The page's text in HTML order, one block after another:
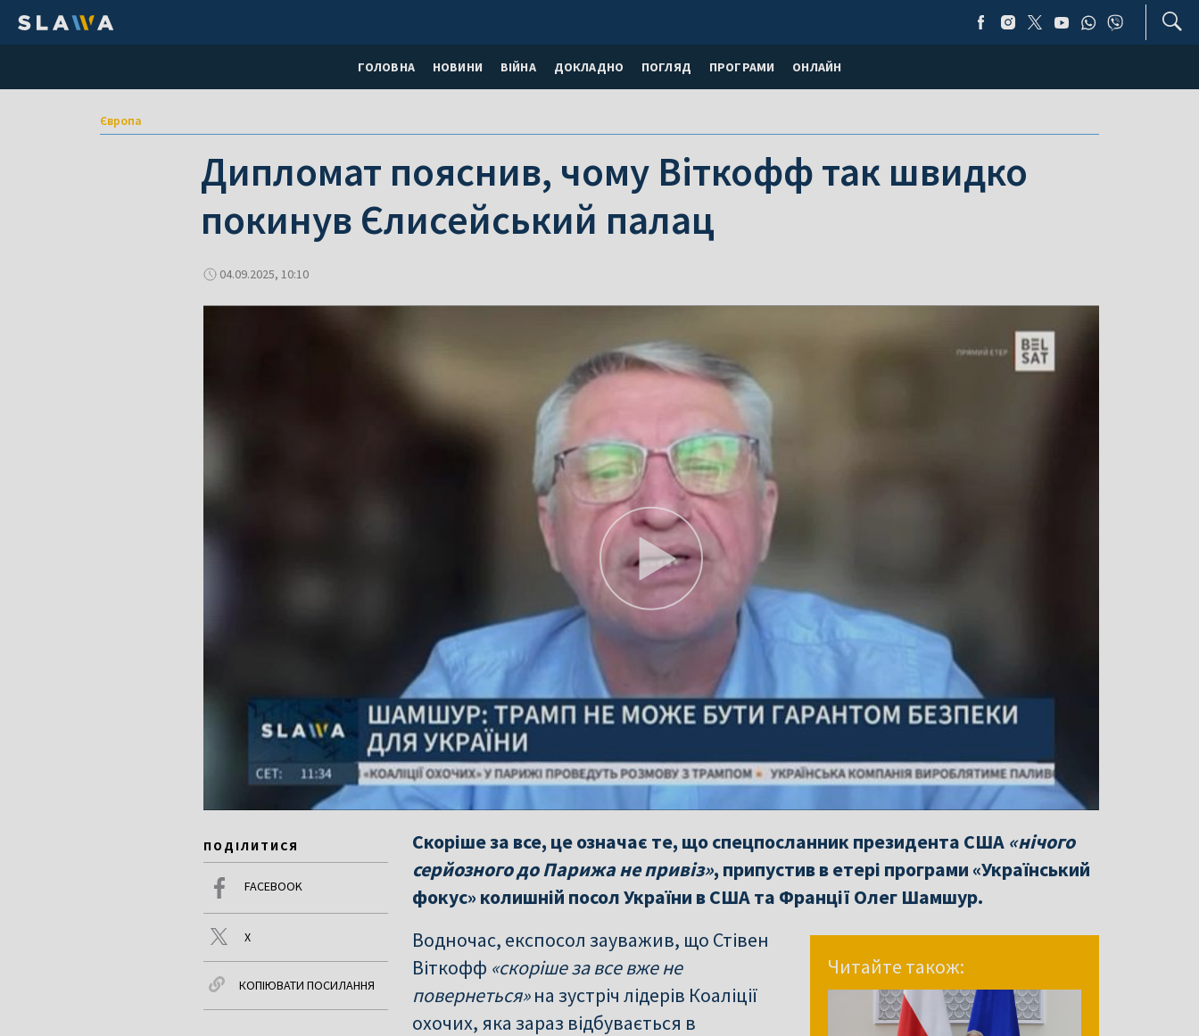
ГОЛОВНА НОВИНИ ВІЙНА ДОКЛАДНО ПОГЛЯД ПРОГРАМИ ОНЛАЙН
Європа
Дипломат пояснив, чому Віткофф так швидко
покинув Єлисейський палац
04.09.2025, 10:10
ПОДІЛИТИСЯ
FACEBOOK
X
КОПІЮВАТИ ПОСИЛАННЯ
Скоріше за все, це означає те, що спецпосланник президента США «нічого
серйозного до Парижа не привіз», припустив в етері програми «Український
фокус» колишній посол України в США та Франції Олег Шамшур.
Читайте також:
Водночас, експосол зауважив, що Стівен
Віткофф «скоріше за все вже не
повернеться»на зустріч лідерів Коаліції
охочих, яка зараз відбувається в